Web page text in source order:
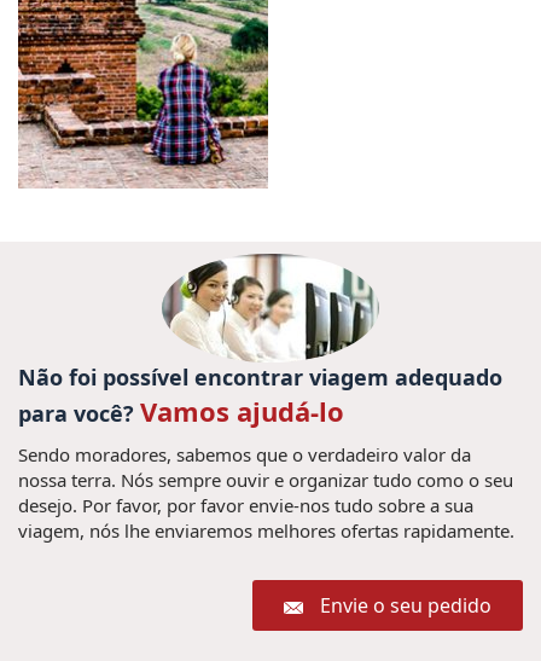
Não foi possível encontrar viagem adequado
para você? Vamos ajudá-lo
Sendo moradores, sabemos que o verdadeiro valor da
nossa terra. Nós sempre ouvir e organizar tudo como o seu
desejo. Por favor, por favor envie-nos tudo sobre a sua
viagem, nós lhe enviaremos melhores ofertas rapidamente.
Envie o seu pedido